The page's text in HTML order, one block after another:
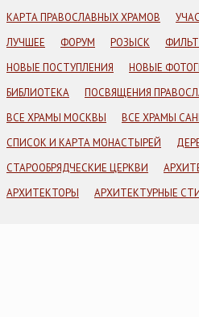
КАРТА ПРАВОСЛАВНЫХ ХРАМОВ
ЛУЧШЕЕ
ФОРУМ РОЗЫСК
НОВЫЕ ПОСТУПЛЕНИЯ
НОВЫЕ
БИБЛИОТЕКА
ПОСВЯЩЕНИЯ
ВСЕ ХРАМЫ МОСКВЫ
ВСЕ ХРАМЫ
СПИСОК И КАРТА МОНАСТЫРЕЙ
СТАРООБРЯДЧЕСКИЕ ЦЕРКВИ
АРХИТЕКТОРЫ
АРХИТЕКТУРНЫЕ